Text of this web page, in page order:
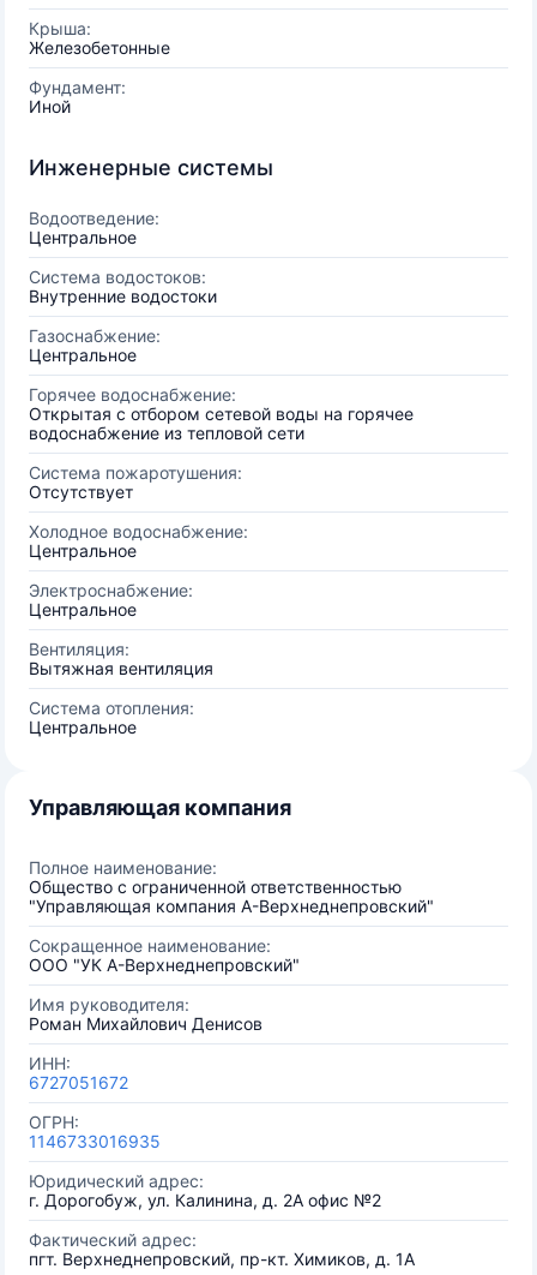
Крыша:
Железобетонные
Фундамент:
Иной
Инженерные системы
Водоотведение:
Центральное
Система водостоков:
Внутренние водостоки
Газоснабжение:
Центральное
Горячее водоснабжение:
Открытая с отбором сетевой воды на горячее
водоснабжение из тепловой сети
Система пожаротушения:
Отсутствует
Холодное водоснабжение:
Центральное
Электроснабжение:
Центральное
Вентиляция:
Вытяжная вентиляция
Система отопления:
Центральное
Управляющая компания
Полное наименование:
Общество с ограниченной ответственностью
"Управляющая компания А-Верхнеднепровский"
Сокращенное наименование:
ООО "УК А-Верхнеднепровский"
Имя руководителя:
Роман Михайлович Денисов
ИНН:
6727051672
ОГРН:
1146733016935
Юридический адрес:
г. Дорогобуж, ул. Калинина, д. 2А офис №2
Фактический адрес:
пгт. Верхнеднепровский, пр-кт. Химиков, д. 1А